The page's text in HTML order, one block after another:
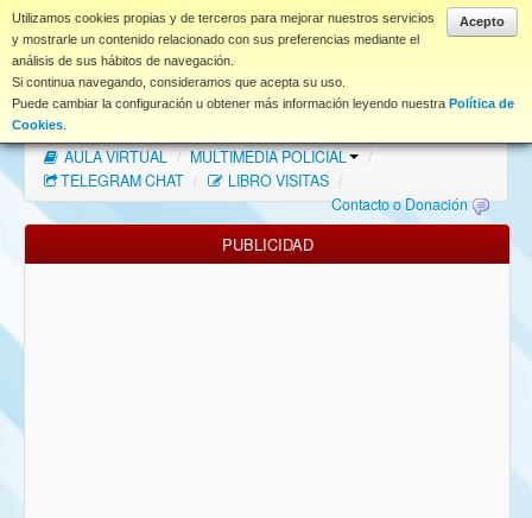
Acepto
Utilizamos cookies propias y de terceros para mejorar nuestros servicios
y mostrarle un contenido relacionado con sus preferencias mediante el
análisis de sus hábitos de navegación.
Si continua navegando, consideramos que acepta su uso.
Puede cambiar la configuración u obtener más información leyendo nuestra Política de
Cookies
www.coet.es
Portal
Índice Foros
FAQ
NORMAS FORO
Descargas
AULA VIRTUAL / MULTIMEDIA POLICIAL
/
TELEGRAM CHAT / LIBRO VISITAS /
Contacto o Donación
PUBLICIDAD